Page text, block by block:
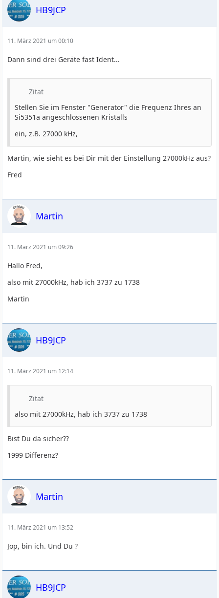
HB9JCP
11. März 2021 um 00:10
Dann sind drei Geräte fast Ident...
Zitat
Stellen Sie im Fenster "Generator" die Frequenz Ihres an
Si5351a angeschlossenen Kristalls
ein, z.B. 27000 kHz,
Martin, wie sieht es bei Dir mit der Einstellung 27000kHz aus?
Fred
Martin
11. März 2021 um 09:26
Hallo Fred,
also mit 27000kHz, hab ich 3737 zu 1738
Martin
HB9JCP
11. März 2021 um 12:14
Zitat
also mit 27000kHz, hab ich 3737 zu 1738
Bist Du da sicher??
1999 Differenz?
Martin
11. März 2021 um 13:52
Jop, bin ich. Und Du ?
HB9JCP